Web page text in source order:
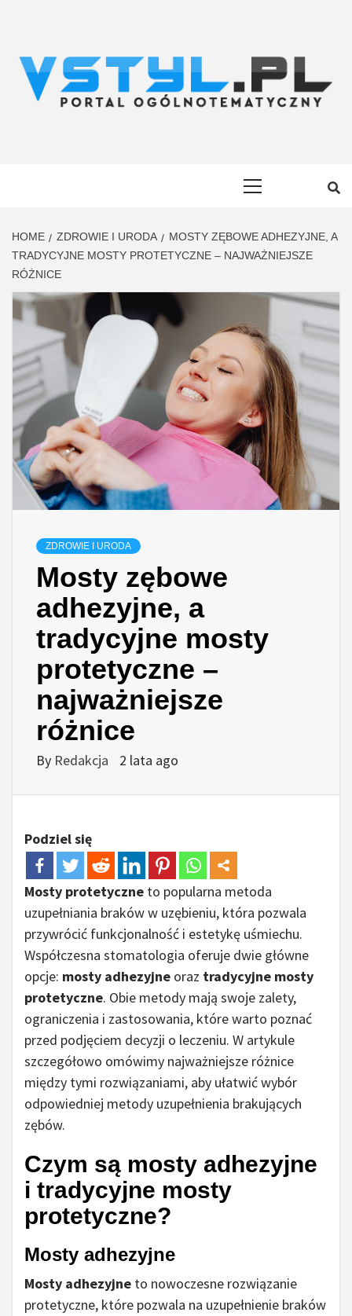
HOME ZDROWIE I URODA
MOSTY ZĘBOWE ADHEZYJNE, A
TRADYCYJNE MOSTY PROTETYCZNE – NAJWAŻNIEJSZE
RÓŻNICE
ZDROWIE I URODA
Mosty zębowe
adhezyjne, a
tradycyjne mosty
protetyczne –
najważniejsze
różnice
By Redakcja 2 lata ago
Podziel się
Mosty protetyczne to popularna metoda
uzupełniania braków w uzębieniu, która pozwala
przywrócić funkcjonalność i estetykę uśmiechu.
Współczesna stomatologia oferuje dwie główne
opcje: mosty adhezyjne oraz tradycyjne mosty
protetyczne. Obie metody mają swoje zalety,
ograniczenia i zastosowania, które warto poznać
przed podjęciem decyzji o leczeniu. W artykule
szczegółowo omówimy najważniejsze różnice
między tymi rozwiązaniami, aby ułatwić wybór
odpowiedniej metody uzupełnienia brakujących
zębów.
Czym są mosty adhezyjne
i tradycyjne mosty
protetyczne?
Mosty adhezyjne
Mosty adhezyjne to nowoczesne rozwiązanie
protetyczne, które pozwala na uzupełnienie braków